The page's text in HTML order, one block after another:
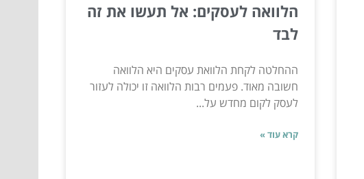
הלוואה לעסקים: אל תעשו את זה
לבד
ההחלטה לקחת הלוואת עסקים היא הלוואה
חשובה מאוד. פעמים רבות הלוואה זו יכולה לעזור
לעסק לקום מחדש על...
קרא עוד »